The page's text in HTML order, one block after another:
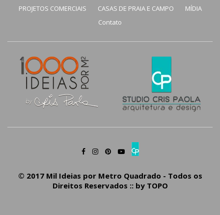
PROJETOS COMERCIAIS
CASAS DE PRAIA E CAMPO
MÍDIA
Contato
© 2017 Mil Ideias por Metro Quadrado - Todos os
Direitos Reservados :: by TOPO